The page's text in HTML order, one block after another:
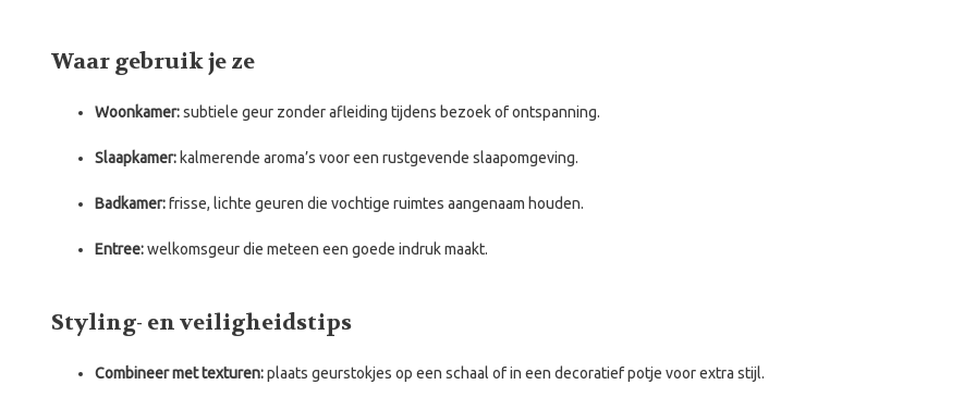
Waar gebruik je ze
Woonkamer:subtiele geur zonder afleiding tijdens bezoek of ontspanning.
Slaapkamer: kalmerende aroma’s voor een rustgevende slaapomgeving.
Badkamer:frisse, lichte geuren die vochtige ruimtes aangenaam houden.
Entree:welkomsgeur die meteen een goede indruk maakt.
Styling- en veiligheidstips
Combineer met texturen:plaats geurstokjes op een schaal of in een decoratief potje voor extra stijl.